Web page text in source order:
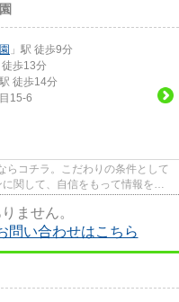
」駅 徒歩9分
徒歩13分
駅 徒歩14分
15-6
コチラ。こだわりの条件として
関して、自信をもって情報を提
ません。
問い合わせはこちら